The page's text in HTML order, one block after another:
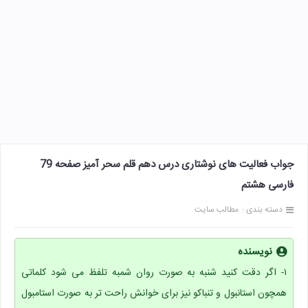
جواب فعالیت های نوشتاری درس دهم قلم سحر آمیز صفحه 79
فارسی هشتم
دسته بندی : مطالب سایت
نویسنده
۱- اگر دقت کنید شنبه به صورت روان شمبه تلفظ می شود کلماتی
همچون استانبول و تنباکو نیز برای خوانش راحت تر به صورت استامبول